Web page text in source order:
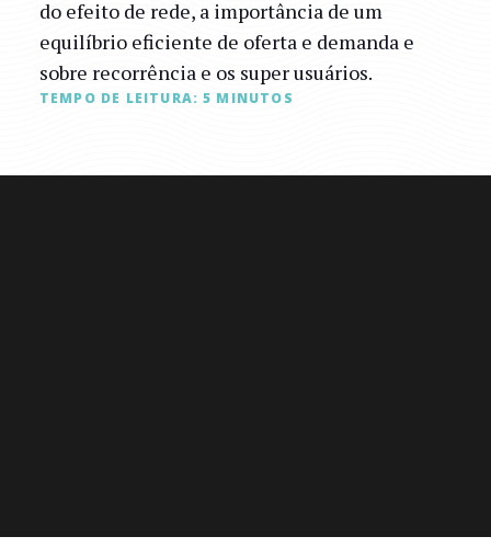
do efeito de rede, a importância de um
equilíbrio eficiente de oferta e demanda e
sobre recorrência e os super usuários.
TEMPO DE LEITURA: 5 MINUTOS